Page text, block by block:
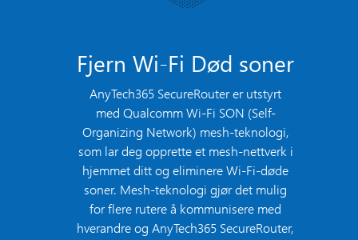
Fjern Wi-Fi Død soner
AnyTech365 SecureRouter er utstyrt
med Qualcomm Wi-Fi SON (Self-
Organizing Network) mesh-teknologi,
som lar deg opprette et mesh-nettverk i
hjemmet ditt og eliminere Wi-Fi-døde
soner. Mesh-teknologi gjør det mulig
for flere rutere å kommunisere med
hverandre og AnyTech365 SecureRouter,